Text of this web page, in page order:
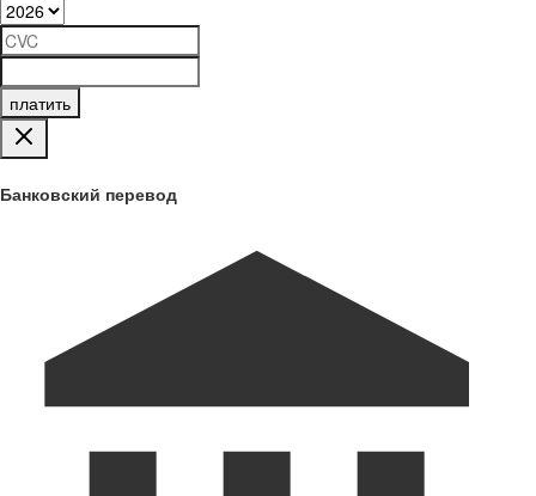
платить
Банковский перевод